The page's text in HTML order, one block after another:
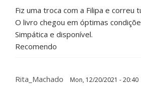
Fiz uma troca com a Filipa e correu
O livro chegou em óptimas
Simpática e disponível.
Recomendo
Rita_Machado Mon, 12/20/2021 - 20:40